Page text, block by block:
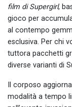
film di Supergirl,
gioco per
al contempo
esclusiva. Per chi
tuttora pacchetti
diverse varianti di
Il corposo
modalità a tempo